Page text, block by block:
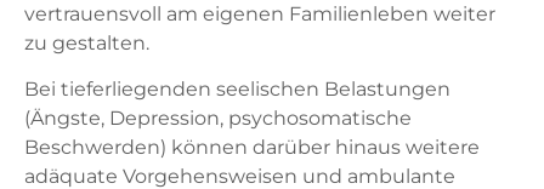
vertrauensvoll am eigenen Familienleben weiter
zu gestalten.
Bei tieferliegenden seelischen Belastungen
(Ängste, Depression, psychosomatische
Beschwerden) können darüber hinaus weitere
adäquate Vorgehensweisen und ambulante